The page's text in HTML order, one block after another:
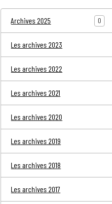
Archives 2025 0
Les archives 2023
Les archives 2022
Les archives 2021
Les archives 2020
Les archives 2019
Les archives 2018
Les archives 2017